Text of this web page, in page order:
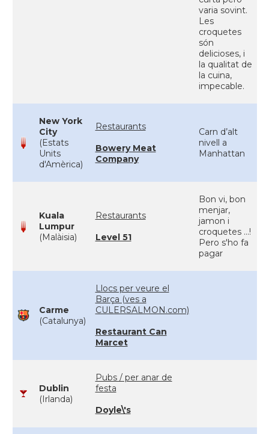
varia sovint.
Les
croquetes
són
delicioses, i
la qualitat de
la cuina,
impecable.
New York
City
(Estats
Units
d'Amèrica)
Restaurants
Bowery Meat
Company
Carn d’alt
nivell a
Manhattan
Kuala
Lumpur
(Malàisia)
Restaurants
Level 51
Bon vi, bon
menjar,
jamon i
croquetes ...!
Pero s'ho fa
pagar
Carme
(Catalunya)
Llocs per veure el
Barça (ves a
CULERSALMON.com)
Restaurant Can
Marcet
Dublin
(Irlanda)
Pubs / per anar de
festa
Doyle\'s